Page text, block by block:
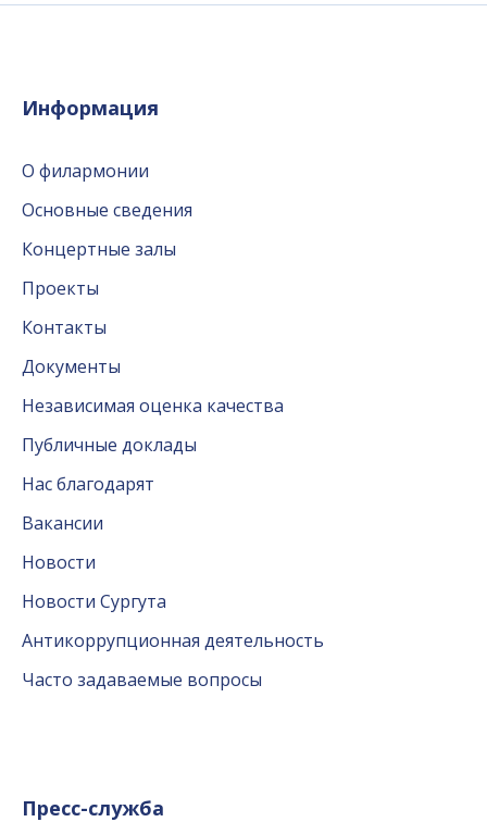
Информация
О филармонии
Основные сведения
Концертные залы
Проекты
Контакты
Документы
Независимая оценка качества
Публичные доклады
Нас благодарят
Вакансии
Новости
Новости Сургута
Антикоррупционная деятельность
Часто задаваемые вопросы
Пресс-служба